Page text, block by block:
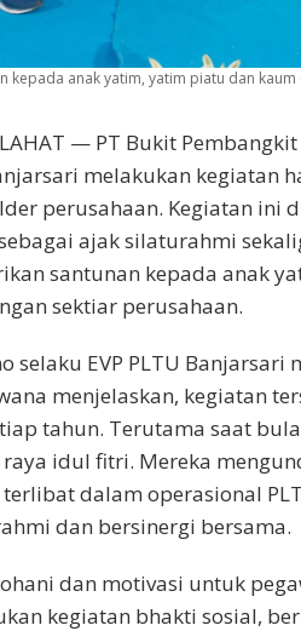
kepada anak yatim, yatim piatu dan
— PT Bukit
melakukan kegiatan
perusahaan. Kegiatan ini
ajak silaturahmi
santunan kepada anak
sektiar perusahaan.
selaku EVP PLTU Banjarsari
menjelaskan, kegiatan
tahun. Terutama saat
idul fitri. Mereka
dalam operasional
dan bersinergi bersama.
dan motivasi untuk
kegiatan bhakti sosial,